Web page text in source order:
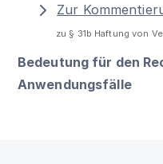
Zur
zu § 31b Haftung von
Bedeutung für den
Anwendungsfälle